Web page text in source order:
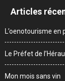
Articles
L’oenotourisme en
Le Préfet de
Mon mois sans vin